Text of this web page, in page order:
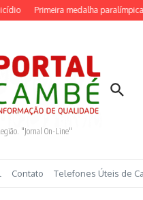
Primeira medalha paralímpica do
"Jornal On-Line"
Contato Telefones Úteis de